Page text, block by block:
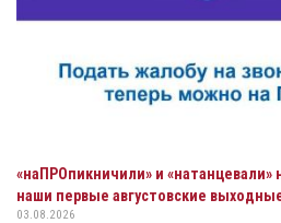
«наПРОпикничили» и «натанцевали»
наши первые августовские
03.08.2026